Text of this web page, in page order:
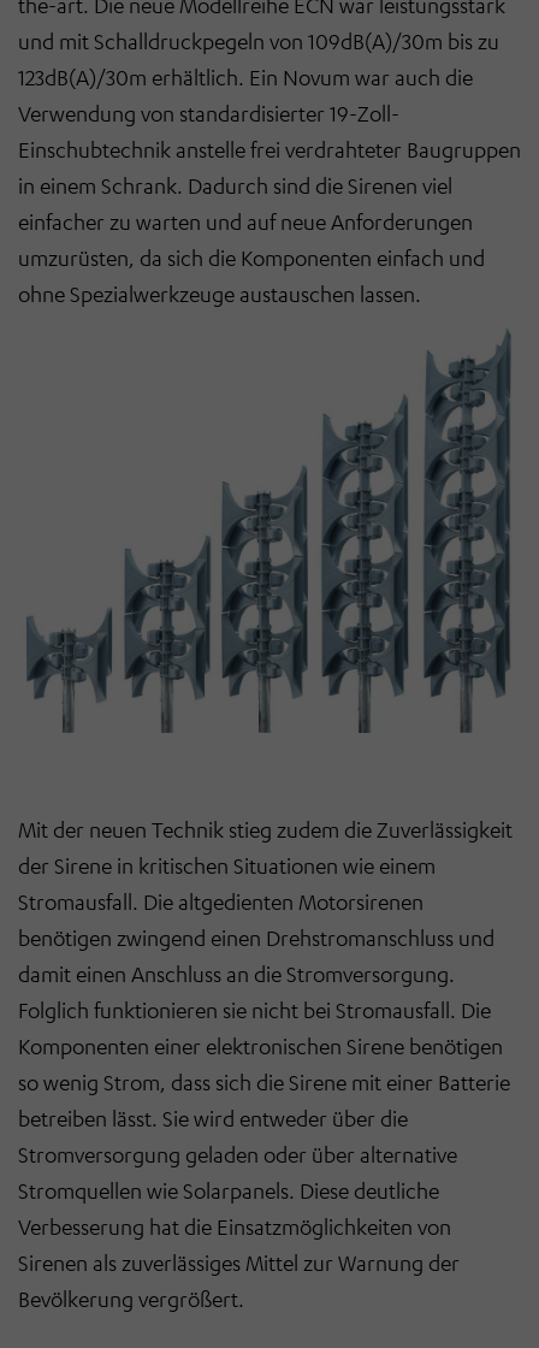
und mit Schalldruckpegeln von 109dB(A)/30m bis zu
123dB(A)/30m erhältlich. Ein Novum war auch die
Verwendung von standardisierter 19-Zoll-
Einschubtechnik anstelle frei verdrahteter Baugruppen
in einem Schrank. Dadurch sind die Sirenen viel
einfacher zu warten und auf neue Anforderungen
umzurüsten, da sich die Komponenten einfach und
ohne Spezialwerkzeuge austauschen lassen.
Mit der neuen Technik stieg zudem die Zuverlässigkeit
der Sirene in kritischen Situationen wie einem
Stromausfall. Die altgedienten Motorsirenen
benötigen zwingend einen Drehstromanschluss und
damit einen Anschluss an die Stromversorgung.
Folglich funktionieren sie nicht bei Stromausfall. Die
Komponenten einer elektronischen Sirene benötigen
so wenig Strom, dass sich die Sirene mit einer Batterie
betreiben lässt. Sie wird entweder über die
Stromversorgung geladen oder über alternative
Stromquellen wie Solarpanels. Diese deutliche
Verbesserung hat die Einsatzmöglichkeiten von
Sirenen als zuverlässiges Mittel zur Warnung der
Bevölkerung vergrößert.